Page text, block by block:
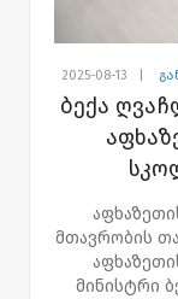
2025-08-13
ბექა
მთავრობის
მინისტრი